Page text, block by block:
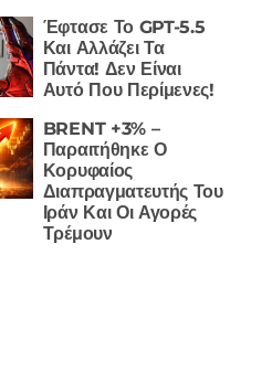
Έφτασε Το GPT-5.5
Και Αλλάζει Τα
Πάντα! Δεν Είναι
Αυτό Που Περίμενες!
BRENT +3% –
Παραιτήθηκε Ο
Κορυφαίος
Διαπραγματευτής Του
Ιράν Και Οι Αγορές
Τρέμουν